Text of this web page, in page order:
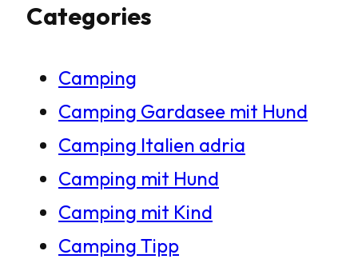
c
Categories
Camping
Camping Gardasee mit Hund
Camping Italien adria
Camping mit Hund
Camping mit Kind
Camping Tipp